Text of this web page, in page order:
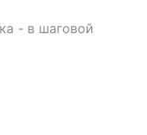
- в шаговой